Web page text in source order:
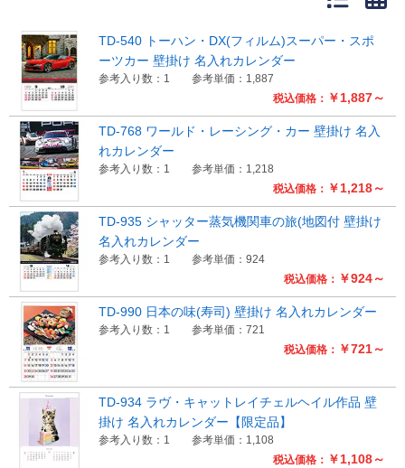
ログアウト
Myページ 見積書 お気に入り
税込価格： ￥1,887～
TD-540 トーハン・DX(フィルム)スーパー・スポ
ーツカー 壁掛け 名入れカレンダー
参考入り数：1 参考単価：1,887
税込価格： ￥1,218～
TD-768 ワールド・レーシング・カー 壁掛け 名入
れカレンダー
参考入り数：1 参考単価：1,218
税込価格： ￥924～
TD-935 シャッター蒸気機関車の旅(地図付 壁掛け
名入れカレンダー
参考入り数：1 参考単価：924
税込価格： ￥721～
TD-990 日本の味(寿司) 壁掛け 名入れカレンダー
参考入り数：1 参考単価：721
税込価格： ￥1,108～
TD-934 ラヴ・キャットレイチェルヘイル作品 壁
掛け 名入れカレンダー【限定品】
参考入り数：1 参考単価：1,108